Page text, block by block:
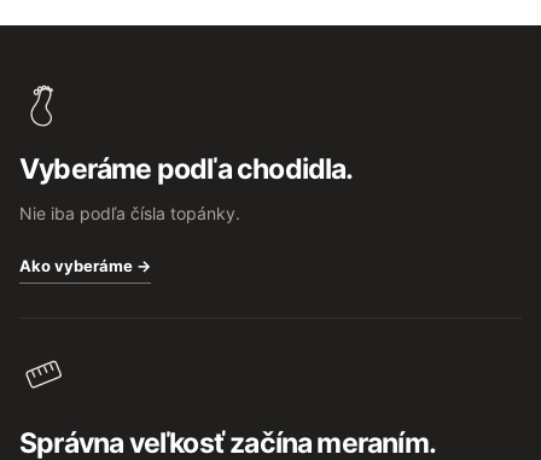
Vyberáme podľa chodidla.
Nie iba podľa čísla topánky.
Ako vyberáme →
Správna veľkosť začína meraním.